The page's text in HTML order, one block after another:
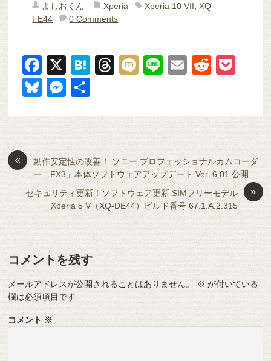
よしおくん Xperia Xperia 10 VII, XQ-
FE44
0 Comments
F
a
c
e
o
o
k
X
H
n
T
a
s
M
Li
E
R
di et
Bl
y
M
n
g
er
«
動作安定性の改善！ ソニー プロフェッショナルカムコーダ
ー「FX3」本体ソフトウェアアップデート Ver. 6.01 公開
»
セキュリティ更新！ソフトウェア更新 SIMフリーモデル
Xperia 5 V（XQ-DE44）ビルド番号 67.1.A.2.315
コメントを残す
メールアドレスが公開されることはありません。 ※ が付いている
欄は必須項目です
コメント ※